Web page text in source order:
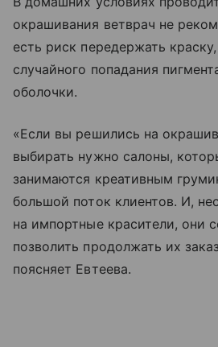
окрашивания ветврач не
есть риск передержать
случайного попадания
оболочки.
«Если вы решились на
выбирать нужно салоны,
занимаются креативным
большой поток клиентов. И,
на импортные красители, они
позволить продолжать их
поясняет Евтеева.